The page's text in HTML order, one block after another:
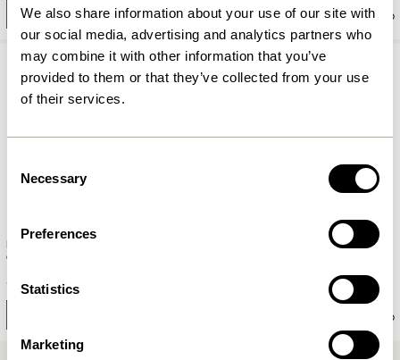
We also share information about your use of our site with
our social media, advertising and analytics partners who
may combine it with other information that you’ve
provided to them or that they’ve collected from your use
of their services.
Selection
Necessary
Preferences
Statistics
Marketing
Ajouter au panier Ajouter au panier
Daze Paniers Blanc/Naturel (set
de 2)
1.099,00kr.
Blackie Paniers Noir/Naturel (set